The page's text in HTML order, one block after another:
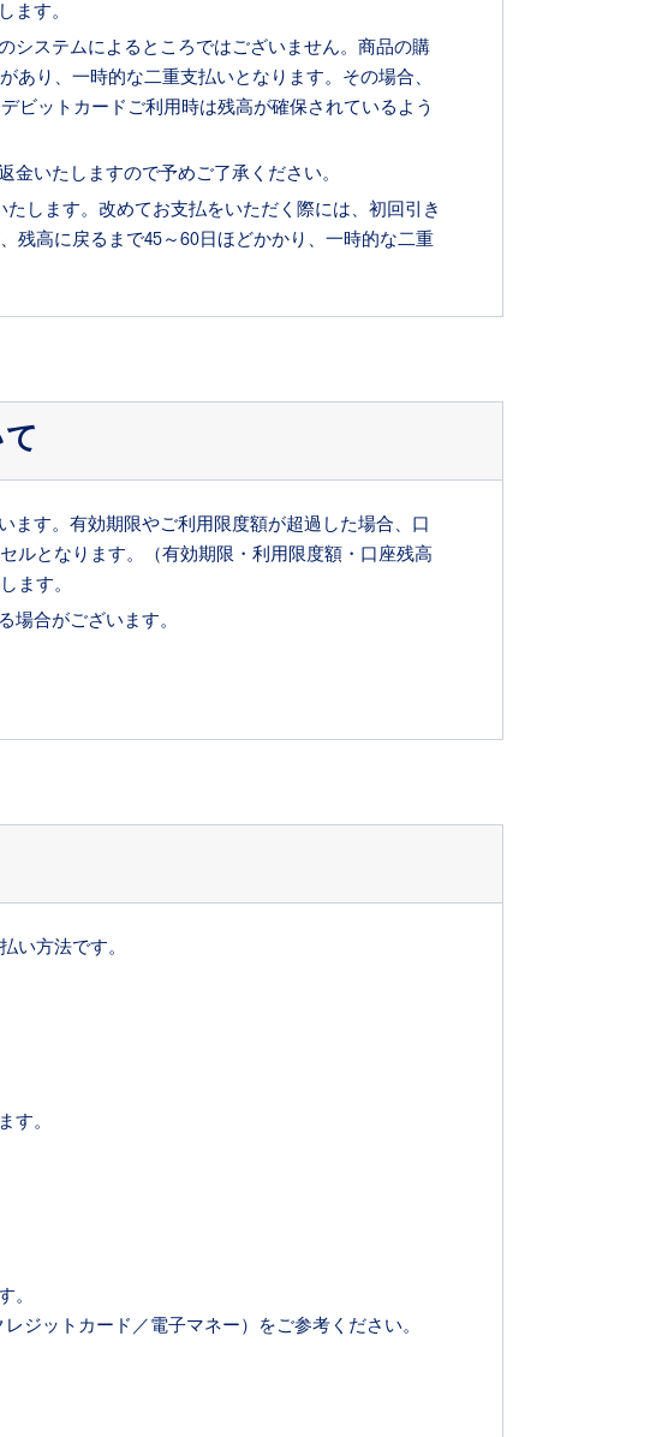
ます。
システムによるところではございません。商品の購
あり、一時的な二重支払いとなります。その場合、
ビットカードご利用時は残高が確保されているよう
いたしますので予めご了承ください。
します。改めてお支払をいただく際には、初回引き
残高に戻るまで45～60日ほどかかり、一時的な二重
ます。有効期限やご利用限度額が超過した場合、口
ルとなります。（有効期限・利用限度額・口座残高
ます。
場合がございます。
い方法です。
す。
。
レジットカード／電子マネー） をご参考ください。